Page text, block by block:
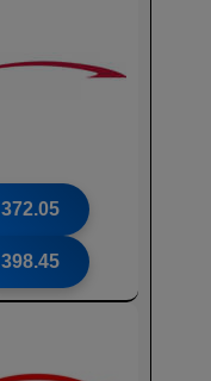
372.05
398.45